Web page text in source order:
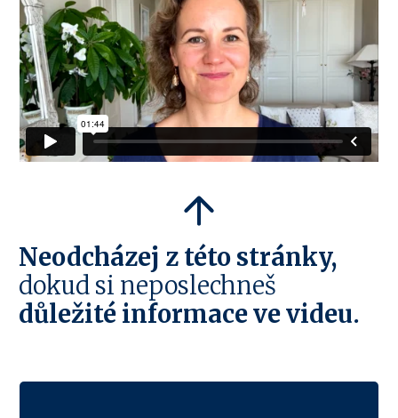
Neodcházej z této stránky,
dokud si neposlechneš
důležité informace ve videu.